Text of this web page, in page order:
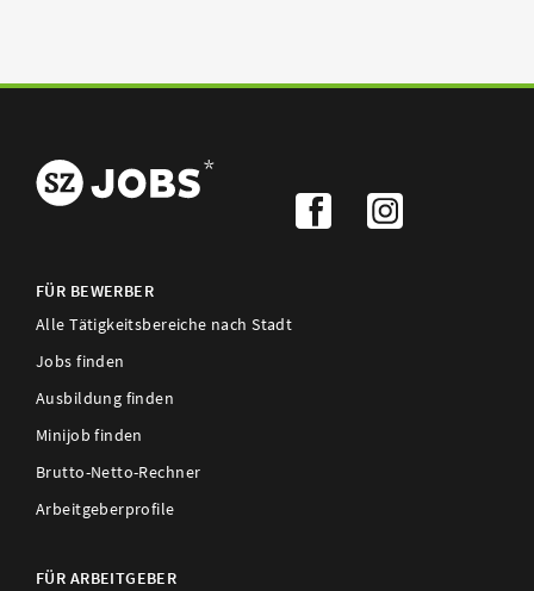
FÜR BEWERBER
Alle Tätigkeitsbereiche nach Stadt
Jobs finden
Ausbildung finden
Minijob finden
Brutto-Netto-Rechner
Arbeitgeberprofile
FÜR ARBEITGEBER